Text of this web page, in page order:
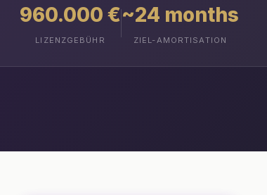
960.000 €
LIZENZGEBÜHR
~24 months
ZIEL-AMORTISATION